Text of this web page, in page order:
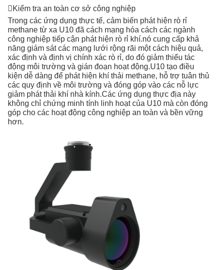
Kiểm tra an toàn cơ sở công nghiệp
Trong các ứng dụng thực tế, cảm biến phát hiện rò rỉ
methane từ xa U10 đã cách mạng hóa cách các ngành
công nghiệp tiếp cận phát hiện rò rỉ khí.nó cung cấp khả
năng giám sát các mạng lưới rộng rãi một cách hiệu quả,
xác định và định vị chính xác rò rỉ, do đó giảm thiểu tác
động môi trường và gián đoạn hoạt động.U10 tạo điều
kiện dễ dàng để phát hiện khí thải methane, hỗ trợ tuân thủ
các quy định về môi trường và đóng góp vào các nỗ lực
giảm phát thải khí nhà kính.Các ứng dụng thực địa này
không chỉ chứng minh tính linh hoạt của U10 mà còn đóng
góp cho các hoạt động công nghiệp an toàn và bền vững
hơn.